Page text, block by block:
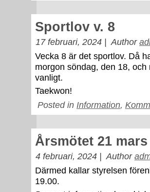
Sportlov v. 8
17 februari, 2024 | Author
Vecka 8 är det sportlov. Då
morgon söndag, den 18,
vanligt.
Taekwon!
Posted in Information,
Årsmötet 21 mars
4 februari, 2024 | Author
Därmed kallar styrelsen
19.00.